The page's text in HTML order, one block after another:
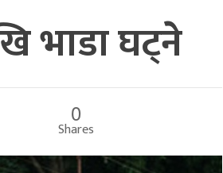
भाडा घट्ने
0
Shares